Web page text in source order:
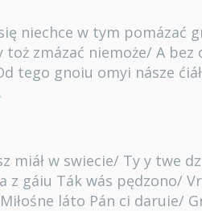
niechce w tym pomázać
zmázać niemoże/ A bez
tego gnoiu omyi násze
miáł w swiecie/ Ty y twe
z gáiu Ták wás pędzono/
láto Pán ci daruie/